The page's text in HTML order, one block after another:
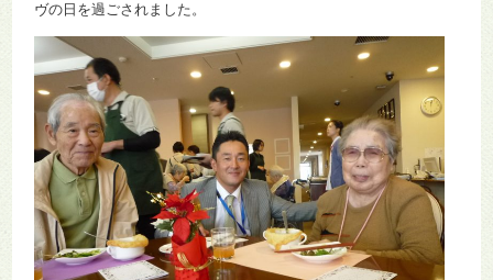
ヴの日を過ごされました。